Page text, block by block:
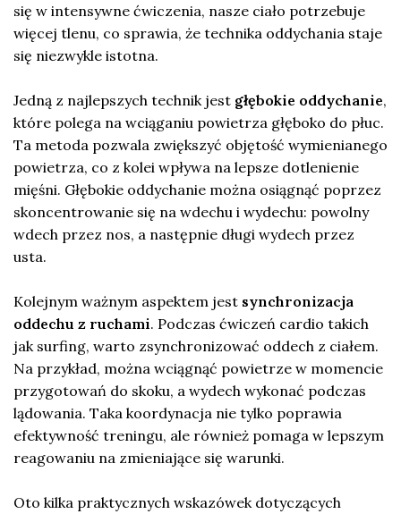
się w intensywne ćwiczenia, nasze ciało potrzebuje
więcej tlenu, co sprawia, że technika oddychania staje
się niezwykle istotna.
Jedną z najlepszych technik jest głębokie oddychanie,
które polega na wciąganiu powietrza głęboko do płuc.
Ta metoda pozwala zwiększyć objętość wymienianego
powietrza, co z kolei wpływa na lepsze dotlenienie
mięśni. Głębokie oddychanie można osiągnąć poprzez
skoncentrowanie się na wdechu i wydechu: powolny
wdech przez nos, a następnie długi wydech przez
usta.
Kolejnym ważnym aspektem jest synchronizacja
oddechu z ruchami. Podczas ćwiczeń cardio takich
jak surfing, warto zsynchronizować oddech z ciałem.
Na przykład, można wciągnąć powietrze w momencie
przygotowań do skoku, a wydech wykonać podczas
lądowania. Taka koordynacja nie tylko poprawia
efektywność treningu, ale również pomaga w lepszym
reagowaniu na zmieniające się warunki.
Oto kilka praktycznych wskazówek dotyczących